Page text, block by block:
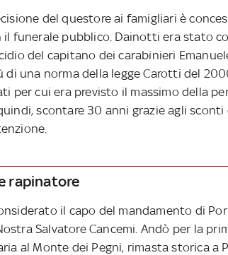
del questore ai famigliari è
il funerale pubblico. Dainotti era stato
del capitano dei carabinieri
di una norma della legge Carotti del
per cui era previsto il massimo della
scontare 30 anni grazie agli
rapinatore
il capo del mandamento di
Salvatore Cancemi. Andò per la
al Monte dei Pegni, rimasta storica a